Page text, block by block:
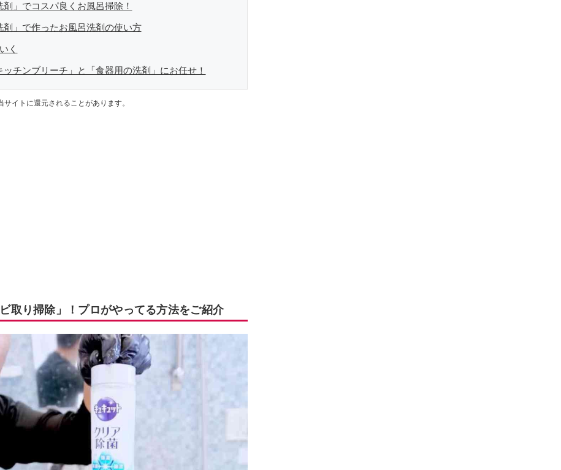
」でコスパ良くお風呂掃除！
剤」で作ったお風呂洗剤の使い方
く
チンブリーチ」と「食器用の洗剤」にお任せ！
イトに還元されることがあります。
取り掃除」！プロがやってる方法をご紹介